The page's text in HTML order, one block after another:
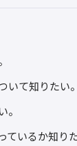
いて知りたい。
。
ているか知りた